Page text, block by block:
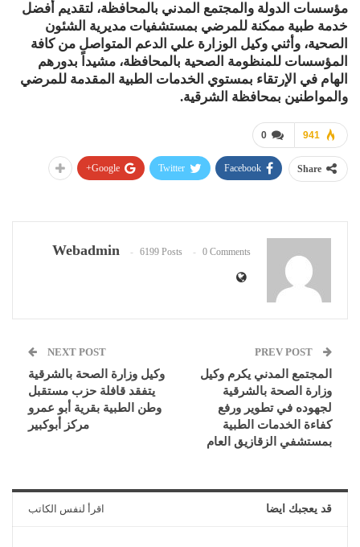
مؤسسات الدولة والمجتمع المدني بالمحافظة، لتقديم أفضل
خدمة طبية ممكنة للمرضي بمستشفيات مديرية الشئون
الصحية، وأثني وكيل الوزارة علي الدعم المتواصل من كافة
المؤسسات للمنظومة الصحية بالمحافظة، مشيداً بدورهم
الهام في الإرتقاء بمستوي الخدمات الطبية المقدمة للمرضي
والمواطنين بمحافظة الشرقية.
0 941
Share
Facebook
Twitter
Google+
Webadmin 6199 Posts 0 Comments
المجتمع المدني يكرم وكيل
وزارة الصحة بالشرقية
لجهوده في تطوير ورفع
كفاءة الخدمات الطبية
بمستشفي الزقازيق العام
NEXT POST
وكيل وزارة الصحة بالشرقية
يتفقد قافلة حزب مستقبل
وطن الطبية بقرية أبو عمرو
مركز أبوكبير
قد يعجبك ايضا اقرأ لنفس الكاتب